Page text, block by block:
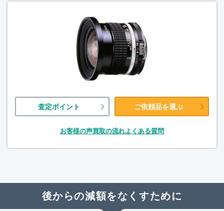
査定ポイント ご依頼品を選ぶ
お客様の声買取の流れよくある質問
後からの減額をなくすために